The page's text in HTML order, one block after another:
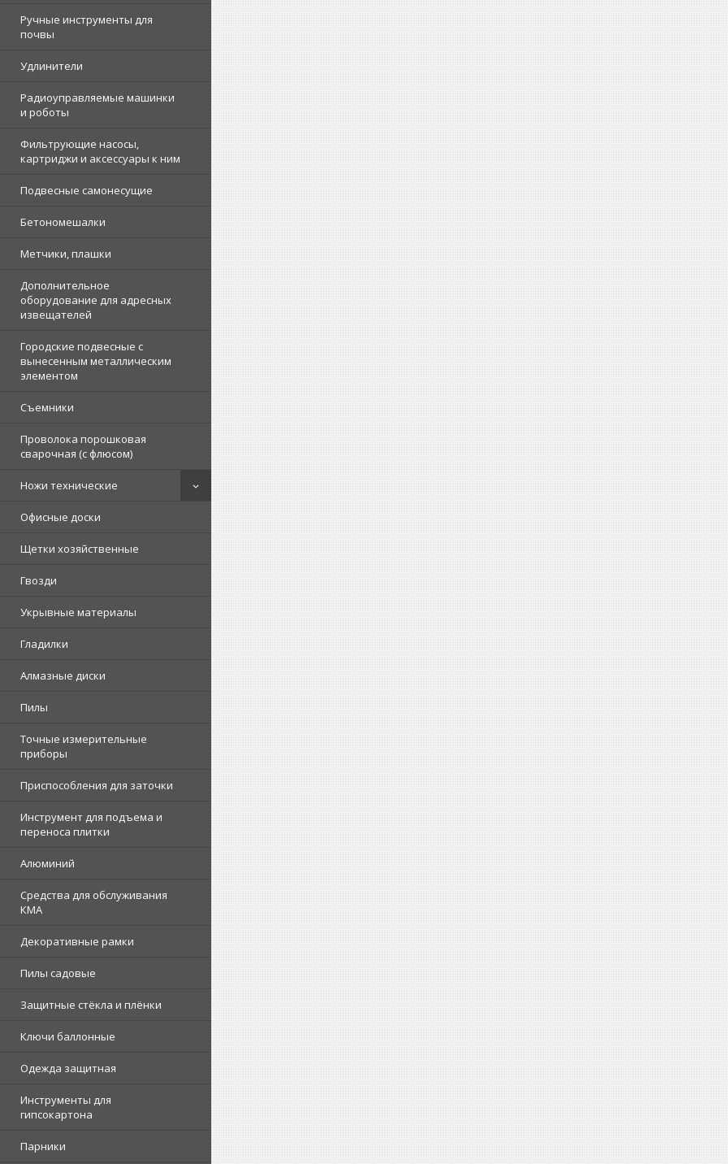
Ручные инструменты для
почвы
Удлинители
Радиоуправляемые машинки
и роботы
Фильтрующие насосы,
картриджи и аксессуары к ним
Подвесные самонесущие
Бетономешалки
Метчики, плашки
Дополнительное
оборудование для адресных
извещателей
Городские подвесные с
вынесенным металлическим
элементом
Съемники
Проволока порошковая
сварочная (с флюсом)
Ножи технические
Офисные доски
Щетки хозяйственные
Гвозди
Укрывные материалы
Гладилки
Алмазные диски
Пилы
Точные измерительные
приборы
Приспособления для заточки
Инструмент для подъема и
переноса плитки
Алюминий
Средства для обслуживания
КМА
Декоративные рамки
Пилы садовые
Защитные стёкла и плёнки
Ключи баллонные
Одежда защитная
Инструменты для
гипсокартона
Парники